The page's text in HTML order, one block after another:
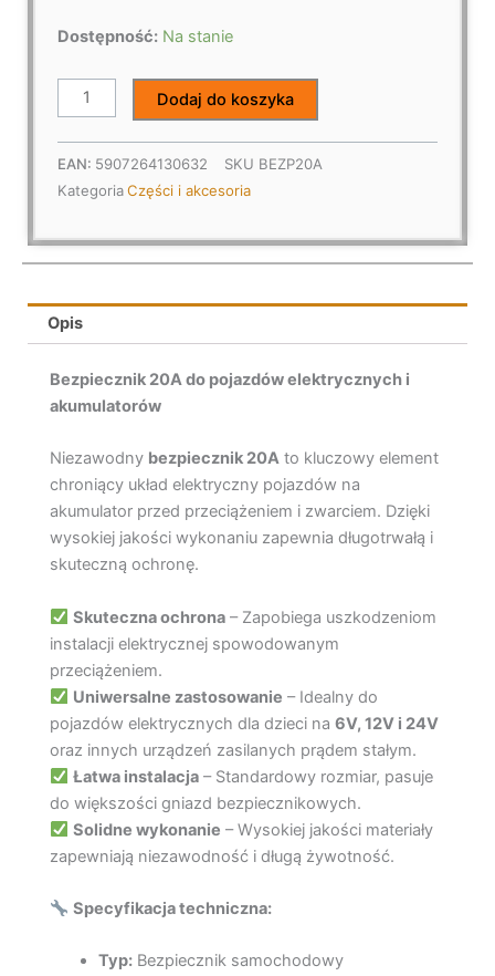
Dostępność: Na stanie
ilość
20A
do
pojazdów
elektrycznych
i
Dodaj do koszyka
EAN: 5907264130632 SKU BEZP20A
KategoriaCzęści i akcesoria
Opis
Bezpiecznik 20A do pojazdów elektrycznych i
akumulatorów
Niezawodny bezpiecznik 20A to kluczowy element
chroniący układ elektryczny pojazdów na
akumulator przed przeciążeniem i zwarciem. Dzięki
wysokiej jakości wykonaniu zapewnia długotrwałą i
skuteczną ochronę.
Skuteczna ochrona– Zapobiega uszkodzeniom
instalacji elektrycznej spowodowanym
przeciążeniem.
Uniwersalne zastosowanie – Idealny do
pojazdów elektrycznych dla dzieci na 6V, 12V i 24V
oraz innych urządzeń zasilanych prądem stałym.
Łatwa instalacja– Standardowy rozmiar, pasuje
do większości gniazd bezpiecznikowych.
Solidne wykonanie – Wysokiej jakości materiały
zapewniają niezawodność i długą żywotność.
Specyfikacja techniczna:
Typ:Bezpiecznik samochodowy